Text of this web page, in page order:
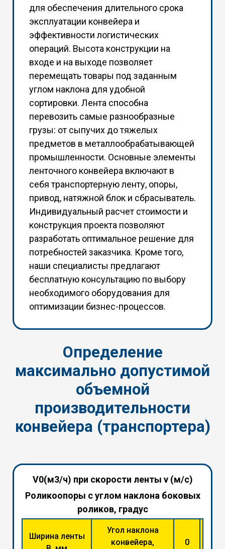
для обеспечения длительного срока
эксплуатации конвейера и
эффективности логистических
операций. Высота конструкции на
входе и на выходе позволяет
перемещать товары под заданным
углом наклона для удобной
сортировки. Лента способна
перевозить самые разнообразные
грузы: от сыпучих до тяжелых
предметов в металлообрабатывающей
промышленности. Основные элементы
ленточного конвейера включают в
себя транспортерную ленту, опоры,
привод, натяжной блок и сбрасыватель.
Индивидуальный расчет стоимости и
конструкция проекта позволяют
разработать оптимальное решение для
потребностей заказчика. Кроме того,
наши специалисты предлагают
бесплатную консультацию по выбору
необходимого оборудования для
оптимизации бизнес-процессов.
Определение
максимально допустимой
объемной
производительности
конвейера (транспортера)
V0(м3/ч) при скорости ленты v (м/с)
Роликоопоры с углом наклона боковых
роликов, градус
Ширина ленты
Угол наклона
конвейера,
0